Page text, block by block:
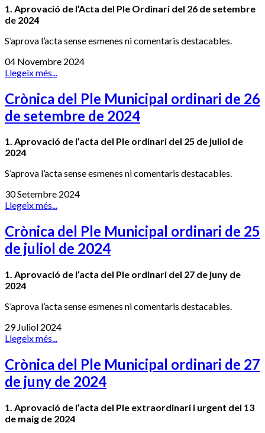
1. Aprovació de l’Acta del Ple Ordinari del 26 de setembre
de 2024
S’aprova l’acta sense esmenes ni comentaris destacables.
04 Novembre 2024
Llegeix més...
Crònica del Ple Municipal ordinari de 26
de setembre de 2024
1. Aprovació de l’acta del Ple ordinari del 25 de juliol de
2024
S’aprova l’acta sense esmenes ni comentaris destacables.
30 Setembre 2024
Llegeix més...
Crònica del Ple Municipal ordinari de 25
de juliol de 2024
1. Aprovació de l’acta del Ple ordinari del 27 de juny de
2024
S’aprova l’acta sense esmenes ni comentaris destacables.
29 Juliol 2024
Llegeix més...
Crònica del Ple Municipal ordinari de 27
de juny de 2024
1. Aprovació de l’acta del Ple extraordinari i urgent del 13
de maig de 2024